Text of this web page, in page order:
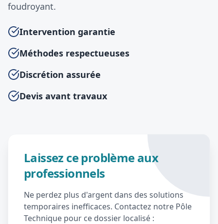
foudroyant.
Intervention garantie
Méthodes respectueuses
Discrétion assurée
Devis avant travaux
Laissez ce problème aux
professionnels
Ne perdez plus d'argent dans des solutions
temporaires inefficaces. Contactez notre Pôle
Technique pour ce dossier localisé :